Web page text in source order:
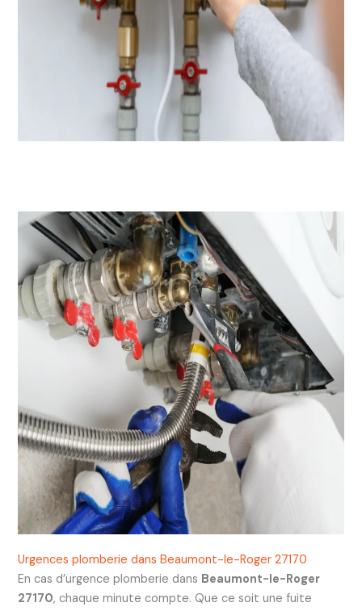
Urgences plomberie dans Beaumont-le-Roger 27170
En cas d’urgence plomberie dans Beaumont-le-Roger
27170, chaque minute compte. Que ce soit une fuite